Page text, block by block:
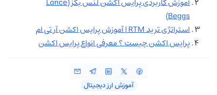
Beggs)
استراتژی ترید RTM | آموزش پرایس اکشن آر تی ام
پرایس اکشن چیست ؟ معرفی انواع پرایس اکشن
آموزش ارز دیجیتال